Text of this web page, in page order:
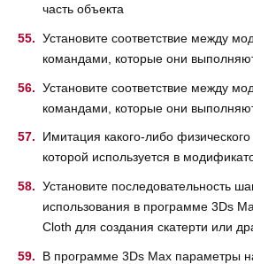
часть объекта
Установите соответствие между
командами, которые они
Установите соответствие между
командами, которые они
Имитация какого-либо
которой используется в
Установите последовательность
использования в программе 3Ds
Cloth для создания скатерти или
В программе 3Ds Max параметры